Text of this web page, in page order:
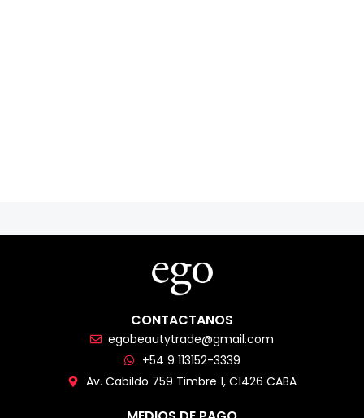
CONTACTANOS
egobeautytrade@gmail.com
+54 9 113152-3339
Av. Cabildo 759 Timbre 1, C1426 CABA